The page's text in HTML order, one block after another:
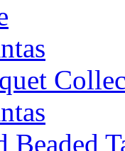
Beaded